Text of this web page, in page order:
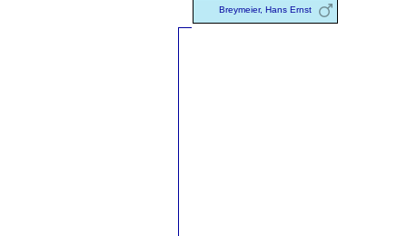
Breymeier, Hans Ernst